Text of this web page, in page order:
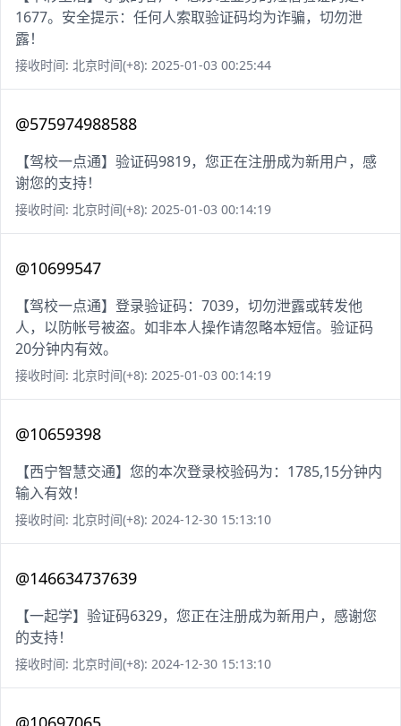
1677。安全提示：任何人索取验证码均为诈骗，切勿泄
露！
接收时间: 北京时间(+8): 2025-01-03 00:25:44
@575974988588
【驾校一点通】验证码9819，您正在注册成为新用户，感
谢您的支持！
接收时间: 北京时间(+8): 2025-01-03 00:14:19
@10699547
【驾校一点通】登录验证码：7039，切勿泄露或转发他
人，以防帐号被盗。如非本人操作请忽略本短信。验证码
20分钟内有效。
接收时间: 北京时间(+8): 2025-01-03 00:14:19
@10659398
【西宁智慧交通】您的本次登录校验码为：1785,15分钟内
输入有效！
接收时间: 北京时间(+8): 2024-12-30 15:13:10
@146634737639
【一起学】验证码6329，您正在注册成为新用户，感谢您
的支持！
接收时间: 北京时间(+8): 2024-12-30 15:13:10